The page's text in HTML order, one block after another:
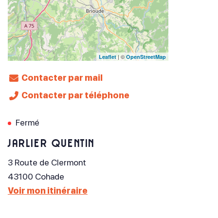
Leaflet | ©OpenStreetMap
Contacter par mail
Contacter par téléphone
Fermé
JARLIER Quentin
3 Route de Clermont
43100 Cohade
Voir mon itinéraire